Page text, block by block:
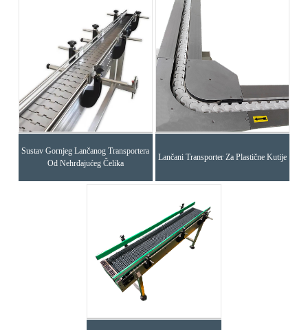
Sustav Gornjeg Lančanog Transportera
Od Nehrđajućeg Čelika
Lančani Transporter Za Plastične Kutije